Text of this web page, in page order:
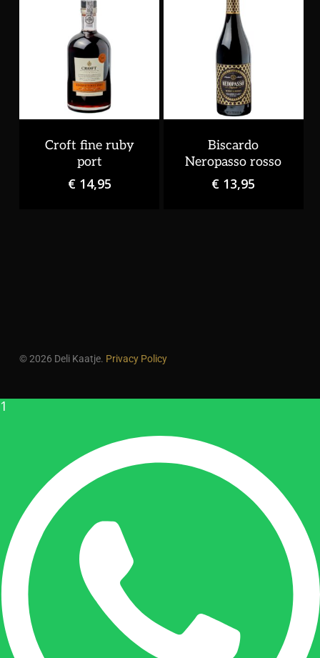
Geen producten in de
Croft fine ruby
port
€14,95
Biscardo
Neropasso rosso
€ 13,95
© 2026 Deli Kaatje. Privacy Policy
1